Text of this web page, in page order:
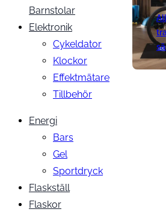
Barnstolar
Elektronik
Cykeldator
Klockor
Effektmätare
Tillbehör
Energi
Bars
Gel
Sportdryck
Flaskställ
Flaskor